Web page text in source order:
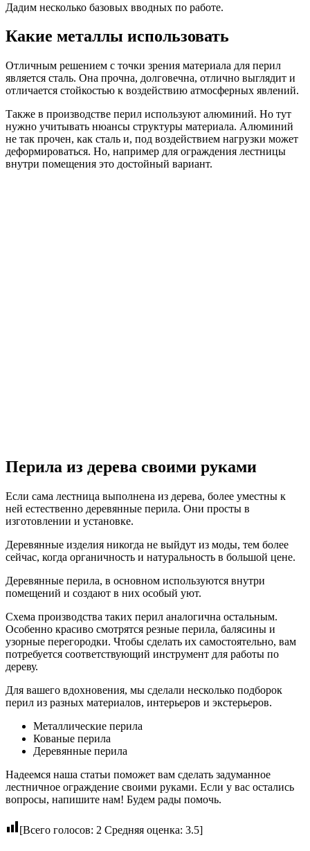
Дадим несколько базовых вводных по работе.
Какие металлы использовать
Отличным решением с точки зрения материала для перил
является сталь. Она прочна, долговечна, отлично выглядит и
отличается стойкостью к воздействию атмосферных явлений.
Также в производстве перил используют алюминий. Но тут
нужно учитывать нюансы структуры материала. Алюминий
не так прочен, как сталь и, под воздействием нагрузки может
деформироваться. Но, например для ограждения лестницы
внутри помещения это достойный вариант.
Перила из дерева своими руками
Если сама лестница выполнена из дерева, более уместны к
ней естественно деревянные перила. Они просты в
изготовлении и установке.
Деревянные изделия никогда не выйдут из моды, тем более
сейчас, когда органичность и натуральность в большой цене.
Деревянные перила, в основном используются внутри
помещений и создают в них особый уют.
Схема производства таких перил аналогична остальным.
Особенно красиво смотрятся резные перила, балясины и
узорные перегородки. Чтобы сделать их самостоятельно, вам
потребуется соответствующий инструмент для работы по
дереву.
Для вашего вдохновения, мы сделали несколько подборок
перил из разных материалов, интерьеров и экстерьеров.
Металлические перила
Кованые перила
Деревянные перила
Надеемся наша статьи поможет вам сделать задуманное
лестничное ограждение своими руками. Если у вас остались
вопросы, напишите нам! Будем рады помочь.
[Всего голосов: 2 Средняя оценка: 3.5]